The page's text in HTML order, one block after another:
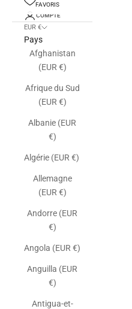
FAVORIS
COMPTE
EUR €
Pays
Afghanistan
(EUR €)
Afrique du Sud
(EUR €)
Albanie (EUR
€)
Algérie (EUR €)
Allemagne
(EUR €)
Andorre (EUR
€)
Angola (EUR €)
Anguilla (EUR
€)
Antigua-et-